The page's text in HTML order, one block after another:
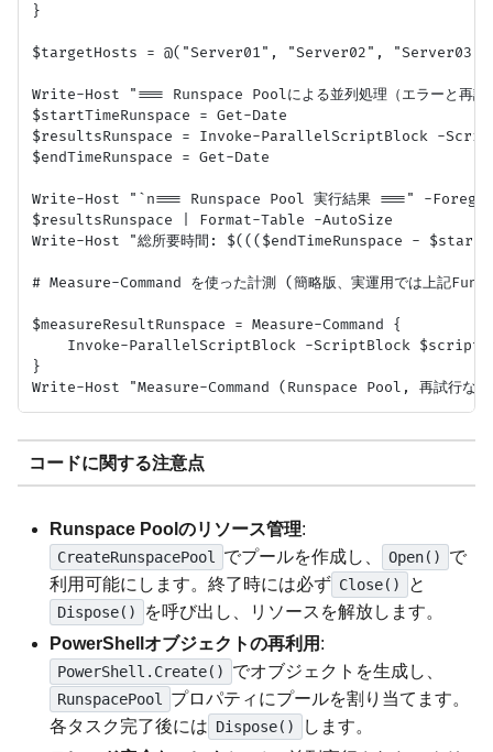
}
$targetHosts = @("Server01", "Server02", "Server03",
Write-Host "=== Runspace Poolによる並列処理（エラーと
$startTimeRunspace = Get-Date
$resultsRunspace = Invoke-ParallelScriptBlock -
$endTimeRunspace = Get-Date
Write-Host "`n=== Runspace Pool 実行結果 ===" -
$resultsRunspace | Format-Table -AutoSize
Write-Host "総所要時間: $((($endTimeRunspace -
# Measure-Command を使った計測 (簡略版、実運用では上記
$measureResultRunspace = Measure-Command {
Invoke-ParallelScriptBlock -ScriptBlock
}
コードに関する注意点
Runspace Poolのリソース管理:
CreateRunspacePool でプールを作成し、 Open()
で
利用可能にします。終了時には必ず Close() と
Dispose()
を呼び出し、リソースを解放します。
PowerShellオブジェクトの再利用 :
PowerShell.Create() でオブジェクトを生成し、
RunspacePool
プロパティにプールを割り当てます。
各タスク完了後には Dispose()
します。